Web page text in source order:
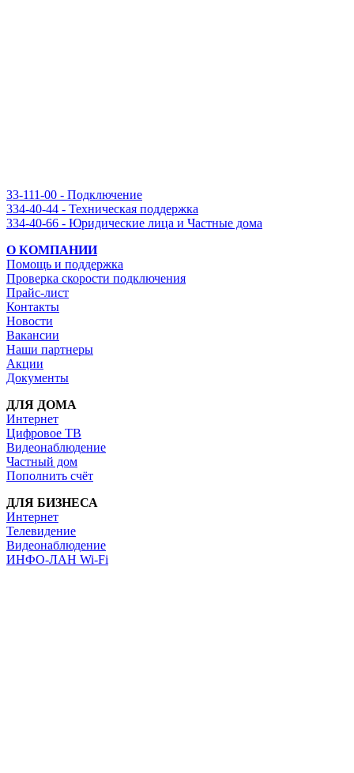
33-111-00 - Подключение
334-40-44 - Техническая поддержка
334-40-66 - Юридические лица и Частные дома
О КОМПАНИИ
Помощь и поддержка
Проверка скорости подключения
Прайс-лист
Контакты
Новости
Вакансии
Наши партнеры
Акции
Документы
ДЛЯ ДОМА
Интернет
Цифровое ТВ
Видеонаблюдение
Частный дом
Пополнить счёт
ДЛЯ БИЗНЕСА
Интернет
Телевидение
Видеонаблюдение
ИНФО-ЛАН Wi-Fi